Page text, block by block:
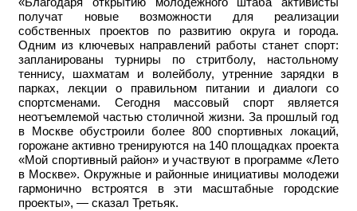
«Благодаря открытию молодежного штаба активисты
получат новые возможности для реализации
собственных проектов по развитию округа и города.
Одним из ключевых направлений работы станет спорт:
запланированы турниры по стритболу, настольному
теннису, шахматам и волейболу, утренние зарядки в
парках, лекции о правильном питании и диалоги со
спортсменами. Сегодня массовый спорт является
неотъемлемой частью столичной жизни. За прошлый год
в Москве обустроили более 800 спортивных локаций,
горожане активно тренируются на 140 площадках проекта
«Мой спортивный район» и участвуют в программе «Лето
в Москве». Окружные и районные инициативы молодежи
гармонично встроятся в эти масштабные городские
проекты», — сказал Третьяк.